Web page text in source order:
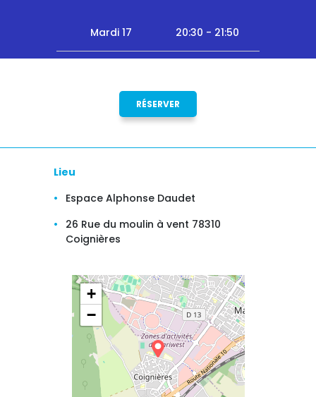
Mardi 17 20:30 - 21:50
RÉSERVER
Lieu
Espace Alphonse Daudet
26 Rue du moulin à vent 78310
Coignières
+
−